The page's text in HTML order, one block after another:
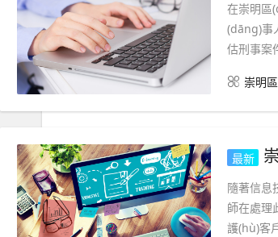
在崇明區
(dāng)
估刑事
崇明
最新
隨著信
師在處
護(hù)客